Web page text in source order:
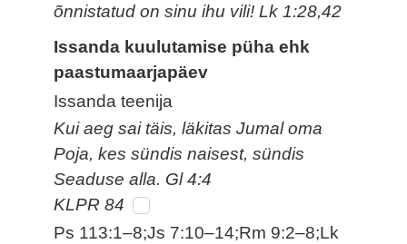
õnnistatud on sinu ihu vili! Lk 1:28,42
Issanda kuulutamise püha ehk
paastumaarjapäev
Issanda teenija
Kui aeg sai täis, läkitas Jumal oma
Poja, kes sündis naisest, sündis
Seaduse alla. Gl 4:4
KLPR 84
Ps 113:1–8;Js 7:10–14;Rm 9:2–8;Lk